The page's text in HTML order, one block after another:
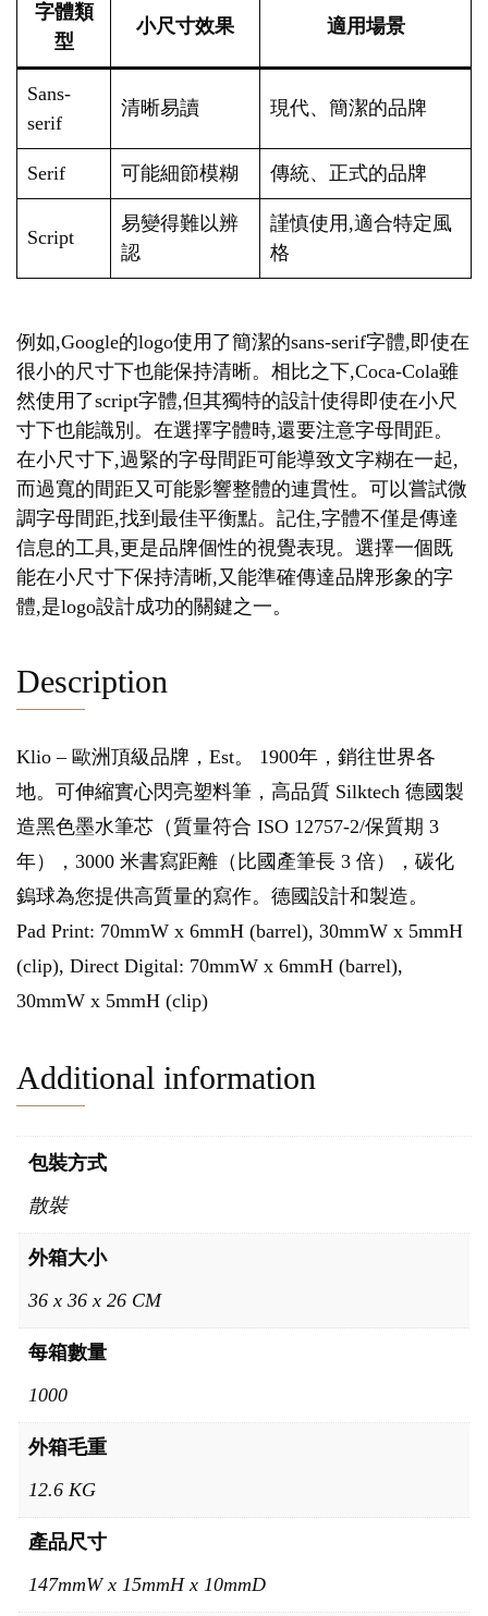
字體類
型
小尺寸效果 適用場景
Sans-
serif
清晰易讀 現代、簡潔的品牌
Serif 可能細節模糊 傳統、正式的品牌
Script
易變得難以辨
認
謹慎使用,適合特定風
格
例如,Google的logo使用了簡潔的sans-serif字體,即使在
很小的尺寸下也能保持清晰。相比之下,Coca-Cola雖
然使用了script字體,但其獨特的設計使得即使在小尺
寸下也能識別。在選擇字體時,還要注意字母間距。
在小尺寸下,過緊的字母間距可能導致文字糊在一起,
而過寬的間距又可能影響整體的連貫性。可以嘗試微
調字母間距,找到最佳平衡點。記住,字體不僅是傳達
信息的工具,更是品牌個性的視覺表現。選擇一個既
能在小尺寸下保持清晰,又能準確傳達品牌形象的字
體,是logo設計成功的關鍵之一。
Description
Klio – 歐洲頂級品牌，Est。 1900年，銷往世界各
地。可伸縮實心閃亮塑料筆，高品質 Silktech 德國製
造黑色墨水筆芯（質量符合 ISO 12757-2/保質期 3
年），3000 米書寫距離（比國產筆長 3 倍），碳化
鎢球為您提供高質量的寫作。德國設計和製造。
Pad Print: 70mmW x 6mmH (barrel), 30mmW x 5mmH
(clip), Direct Digital: 70mmW x 6mmH (barrel),
30mmW x 5mmH (clip)
Additional information
包裝方式
散裝
外箱大小
36 x 36 x 26 CM
每箱數量
1000
外箱毛重
12.6 KG
產品尺寸
147mmW x 15mmH x 10mmD